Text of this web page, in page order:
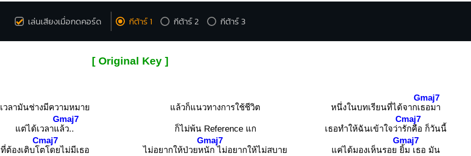
เล่นเสียงเมื่อกดคอร์ด กีต้าร์ 1 กีต้าร์ 2 กีต้าร์ 3
[ Original Key ]
เวลามันช่างมีความหมาย
แต่ได้เวลาแ
Gmaj7
ล้ว..
ที่ต้องเติบโ
Cmaj7
ตโดยไม่มีเธอ
แล้วก็แนวทางการใช้ชีวิต
ก็ไม่พ้น Reference แก
ไม่อยากให้ป่วยห
Gmaj7
นัก ไม่อยากให้ไม่สบาย
หนึ่งในบทเรียนที่ได้จากเ
Gmaj7
ธอมา
เธอทำให้ฉันเข้าใจว่า
Cmaj7
รักคือ ก็วันนี้
แค่ได้มองเห็นรอย
Gmaj7
ยิ้ม เธอ มัน